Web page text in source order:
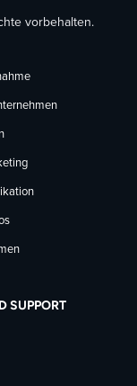
vorbehalten.
SUPPORT